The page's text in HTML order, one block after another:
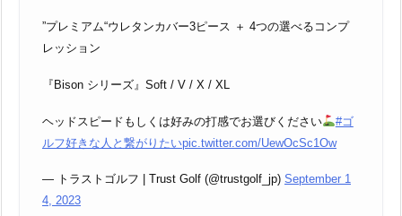
”プレミアム“ウレタンカバー3ピース ＋ 4つの選べるコンプ
レッション
『Bison シリーズ』Soft / V / X / XL
ヘッドスピードもしくは好みの打感でお選びください
#ゴ
ルフ好きな人と繋がりたいpic.twitter.com/UewOcSc1Ow
— トラストゴルフ | Trust Golf (@trustgolf_jp) September 1
4, 2023